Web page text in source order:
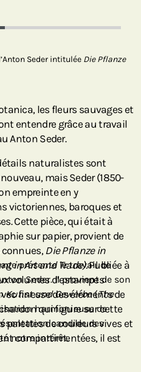
Seder intitulée Die Pflanze
les fleurs sauvages et
entendre grâce au travail
Anton Seder.
naturalistes sont
mais Seder (1850-
empreinte en y
victoriennes, baroques et
Cette pièce, qui était à
sur papier, provient de
connues, Die Pflanze in
in Art and Trade).Publiée à
volumes d’estampes
finesse des éléments de
qui figure sur cette
palettes de couleurs vives et
compartimentées, il est
présente le travail de
Seder. Il provient de son
Kunst und Gewerbe(The
harmonieuse de
candide des
notre intérêt.